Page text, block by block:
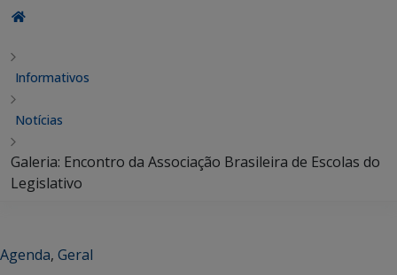
Informativos
Notícias
Galeria: Encontro da Associação Brasileira de Escolas do
Legislativo
Agenda, Geral